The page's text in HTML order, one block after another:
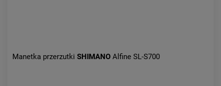
Manetka przerzutki SHIMANO Alfine SL-S700